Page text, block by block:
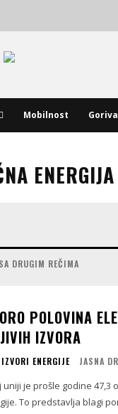
Mobilnost Goriva
ENERGIJA
DRUGIM REČIMA
POLOVINA
IZVORA
ENERGIJE JASNA
uniji je prošle godine
To predstavlja blagi